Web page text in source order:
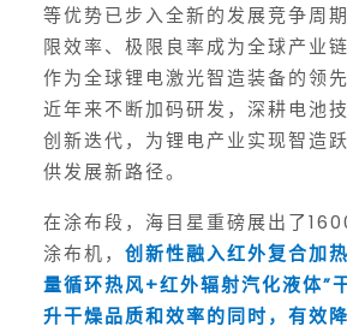
等优势已步入全新的发展竞争周
限效率、极限良率成为全球产业
作为全球锂电激光智造装备的领
近年来不断加码研发，深耕电池
创新迭代，为锂电产业实现智造
供发展新路径。
在涂布段，海目星重磅展出了
涂布机， 创新性融入红外复合加
量循环热风+红外辐射汽化液体”
升干燥品质和效率的同时，有效